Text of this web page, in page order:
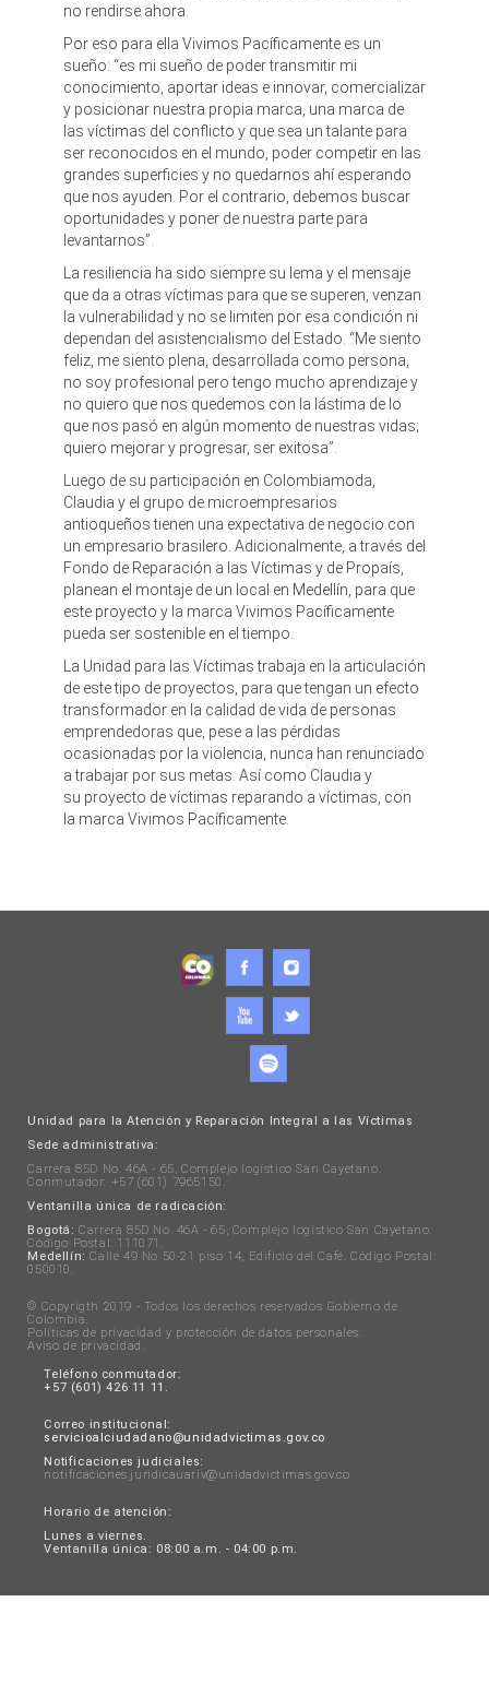
no rendirse ahora.
Por eso para ella Vivimos Pacíficamente es un
sueño: “es mi sueño de poder transmitir mi
conocimiento, aportar ideas e innovar, comercializar
y posicionar nuestra propia marca, una marca de
las víctimas del conflicto y que sea un talante para
ser reconocidos en el mundo, poder competir en las
grandes superficies y no quedarnos ahí esperando
que nos ayuden. Por el contrario, debemos buscar
oportunidades y poner de nuestra parte para
levantarnos”.
La resiliencia ha sido siempre su lema y el mensaje
que da a otras víctimas para que se superen, venzan
la vulnerabilidad y no se limiten por esa condición ni
dependan del asistencialismo del Estado. “Me siento
feliz, me siento plena, desarrollada como persona,
no soy profesional pero tengo mucho aprendizaje y
no quiero que nos quedemos con la lástima de lo
que nos pasó en algún momento de nuestras vidas;
quiero mejorar y progresar, ser exitosa”.
Luego de su participación en Colombiamoda,
Claudia y el grupo de microempresarios
antioqueños tienen una expectativa de negocio con
un empresario brasilero. Adicionalmente, a través del
Fondo de Reparación a las Víctimas y de Propaís,
planean el montaje de un local en Medellín, para que
este proyecto y la marca Vivimos Pacíficamente
pueda ser sostenible en el tiempo.
La Unidad para las Víctimas trabaja en la articulación
de este tipo de proyectos, para que tengan un efecto
transformador en la calidad de vida de personas
emprendedoras que, pese a las pérdidas
ocasionadas por la violencia, nunca han renunciado
a trabajar por sus metas. Así como Claudia y
su proyecto de víctimas reparando a víctimas, con
la marca Vivimos Pacíficamente.
Unidad para la Atención y Reparación Integral a las Víctimas
Sede administrativa:
Carrera 85D No. 46A - 65, Complejo logístico San Cayetano.
Conmutador: +57 (601) 7965150.
Ventanilla única de radicación:
Bogotá: Carrera 85D No. 46A - 65, Complejo logístico San Cayetano.
Código Postal: 111071.
Medellín: Calle 49 No 50-21 piso 14, Edificio del Café. Código Postal:
050010.
© Copyrigth 2019 - Todos los derechos reservados Gobierno de
Colombia.
Políticas de privacidad y protección de datos personales.
Aviso de privacidad .
Teléfono conmutador:
+57 (601) 426 11 11.
Correo institucional:
servicioalciudadano@unidadvictimas.gov.co
Notificaciones judiciales:
notificaciones.juridicauariv@unidadvictimas.gov.co
Horario de atención:
Lunes a viernes.
Ventanilla única: 08:00 a.m. - 04:00 p.m.